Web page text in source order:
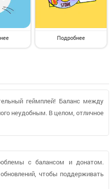
Подробнее
геймплей! Баланс между
неудобным. В целом, отличное
с балансом и донатом.
чтобы поддерживать